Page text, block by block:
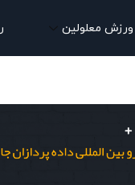
ورزش معلولین